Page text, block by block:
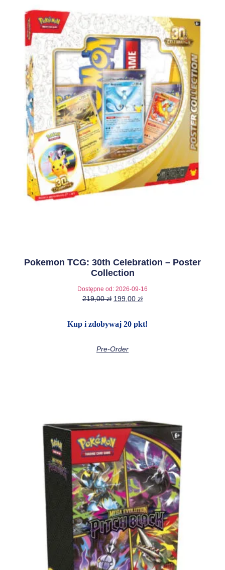
Pokemon TCG: 30th Celebration – Poster
Collection
Dostępne od: 2026-09-16
219,00zł 199,00 zł
Kup i zdobywaj 20 pkt!
Pre-Order